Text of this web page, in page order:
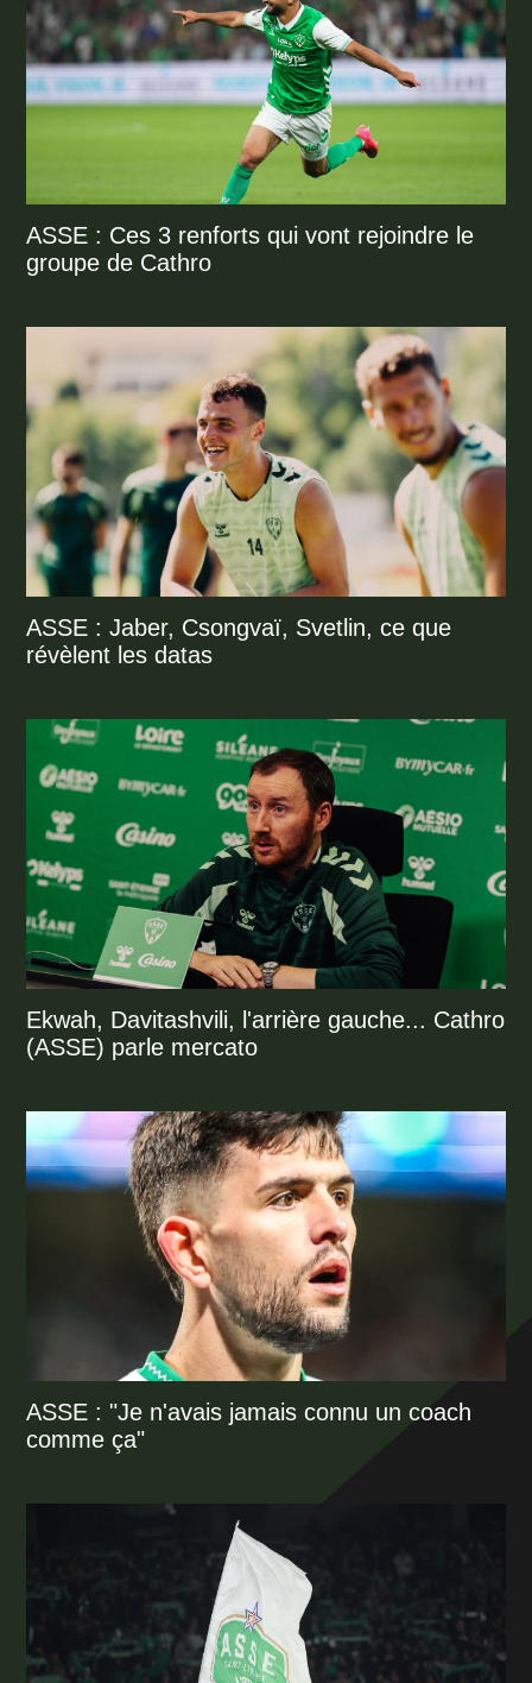
ASSE : Ces 3 renforts qui vont rejoindre le
groupe de Cathro
ASSE : Jaber, Csongvaï, Svetlin, ce que
révèlent les datas
Ekwah, Davitashvili, l'arrière gauche... Cathro
(ASSE) parle mercato
ASSE : "Je n'avais jamais connu un coach
comme ça"